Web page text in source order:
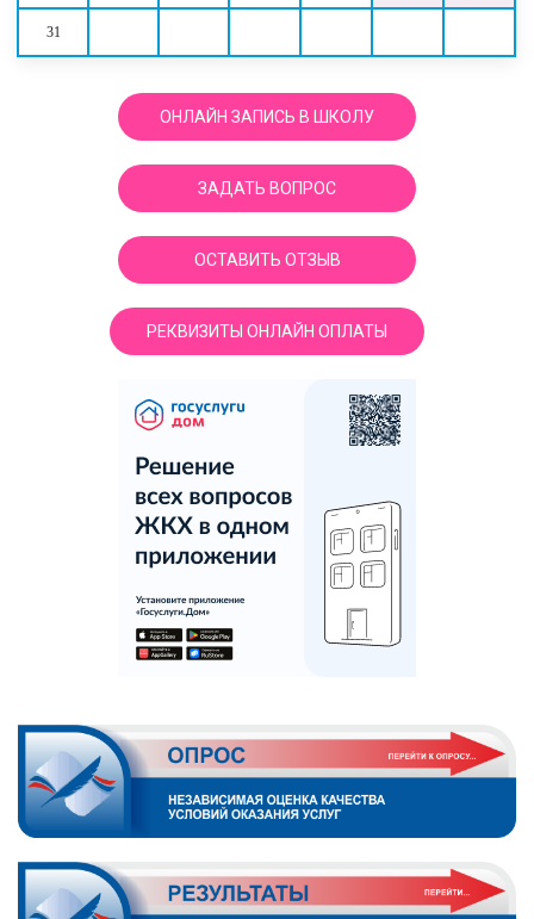
31
ОНЛАЙН ЗАПИСЬ В ШКОЛУ
ЗАДАТЬ ВОПРОС
ОСТАВИТЬ ОТЗЫВ
РЕКВИЗИТЫ ОНЛАЙН ОПЛАТЫ